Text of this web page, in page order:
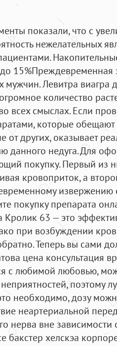
показали, что с
нежелательных
15%Преждевременная
мужчин. Левитра виагра
количество
всех смыслах. Если
которые
от других, оказывает
данного недуга. Для
покупку. Первый из
кровоприток, а
извержению
покупку препарата
Кролик 63 — это
при возбуждении
Теперь вы сами
цена консультация
с любимой любовью,
поэтому
необходимо, дозу
неартериальной
нерва вне
бакстер хелскэа